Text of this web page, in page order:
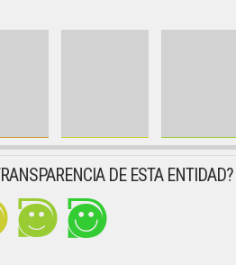
DE ESTA ENTIDAD?